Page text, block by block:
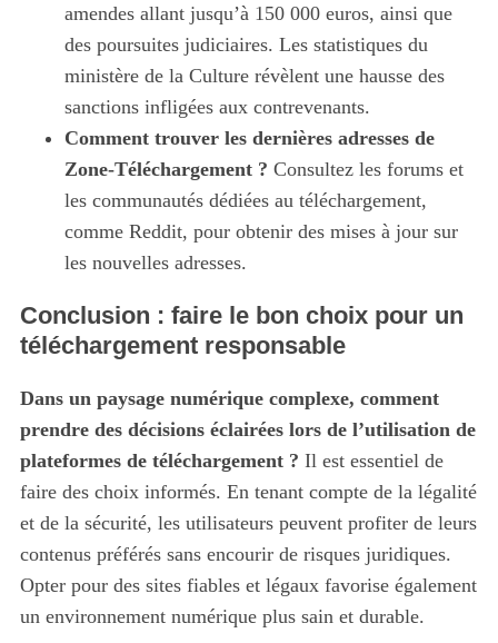
amendes allant jusqu’à 150 000 euros, ainsi que
des poursuites judiciaires. Les statistiques du
ministère de la Culture révèlent une hausse des
sanctions infligées aux contrevenants.
Comment trouver les dernières adresses de
Zone-Téléchargement ? Consultez les forums et
les communautés dédiées au téléchargement,
comme Reddit, pour obtenir des mises à jour sur
les nouvelles adresses.
Conclusion : faire le bon choix pour un
téléchargement responsable
Dans un paysage numérique complexe, comment
prendre des décisions éclairées lors de l’utilisation de
plateformes de téléchargement ? Il est essentiel de
faire des choix informés. En tenant compte de la légalité
et de la sécurité, les utilisateurs peuvent profiter de leurs
contenus préférés sans encourir de risques juridiques.
Opter pour des sites fiables et légaux favorise également
un environnement numérique plus sain et durable.